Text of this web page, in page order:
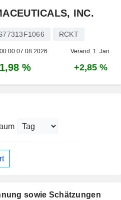
INC.
RCKT
07.08.2026 Veränd. 1. Jan.
% +2,85 %
sowie Schätzungen